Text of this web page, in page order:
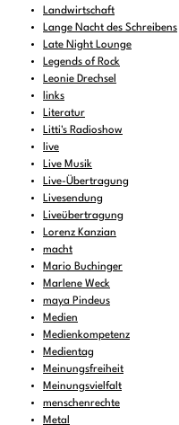
Landwirtschaft
Lange Nacht des Schreibens
Late Night Lounge
Legends of Rock
Leonie Drechsel
links
Literatur
Litti's Radioshow
live
Live Musik
Live-Übertragung
Livesendung
Liveübertragung
Lorenz Kanzian
macht
Mario Buchinger
Marlene Weck
maya Pindeus
Medien
Medienkompetenz
Medientag
Meinungsfreiheit
Meinungsvielfalt
menschenrechte
Metal